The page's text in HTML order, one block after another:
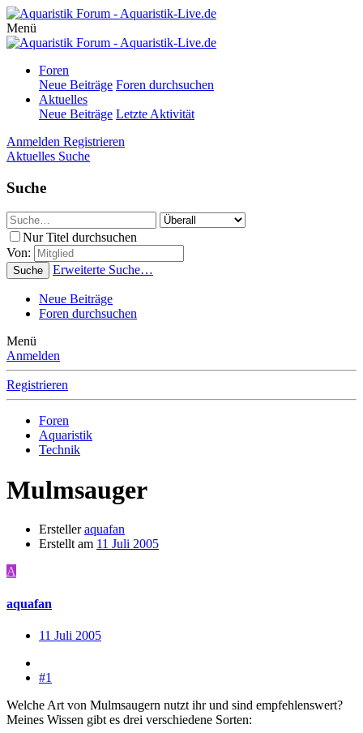
Menü
Foren
Neue Beiträge Foren durchsuchen
Aktuelles
Neue Beiträge Letzte Aktivität
Anmelden Registrieren
Aktuelles Suche
Suche
Nur Titel durchsuchen
Von:
Suche Erweiterte Suche…
Neue Beiträge
Foren durchsuchen
Menü
Anmelden
Registrieren
Foren
Aquaristik
Technik
Mulmsauger
Ersteller aquafan
Erstellt am 11 Juli 2005
A
aquafan
11 Juli 2005
#1
Welche Art von Mulmsaugern nutzt ihr und sind empfehlenswert?
Meines Wissen gibt es drei verschiedene Sorten: